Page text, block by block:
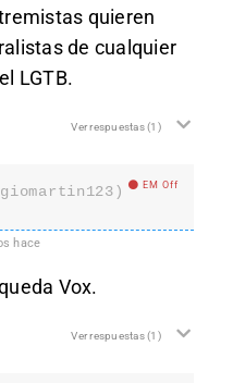
quieren
de cualquier
LGTB.
Ver respuestas(1)
EM Off
hace
Vox.
Ver respuestas(1)